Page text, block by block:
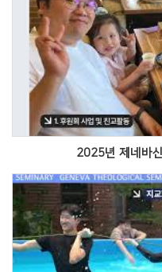
2025년 제네바